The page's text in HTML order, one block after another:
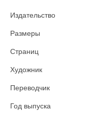
Издательство
Размеры
Страниц
Художник
Переводчик
Год выпуска